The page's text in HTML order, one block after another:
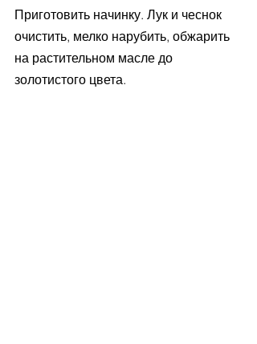
Приготовить начинку. Лук и чеснок
очистить, мелко нарубить, обжарить
на растительном масле до
золотистого цвета.